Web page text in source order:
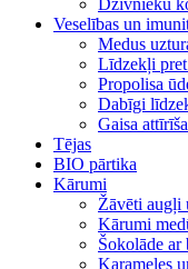
Dzīvnieku
Veselības un
Medus
Līdzekļi pret
Propolisa
Dabīgi
Gaisa
Tējas
BIO pārtika
Kārumi
Žāvēti augļi
Kārumi
Šokolāde
Karameles